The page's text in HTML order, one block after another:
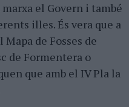
el Govern i també
illes. És vera que a
de Fosses de
de Formentera o
que amb el IV Pla la